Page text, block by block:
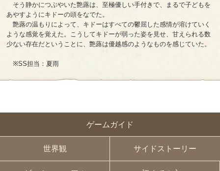
ゲームガイド
世界観 サイドストーリー
そう静かにつぶやいた艶蕗は、至極優しい手付きで、まるで子どもを
あやすようにキドーの頭をなでた。
艶蕗の温もりによって、キドーはすべての鬱屈した感情が溶けていく
ような感覚を覚えた。こうしてキドーが弱った姿を見せ、甘えられる数
少ない存在だということに、艶蕗は優越感のようなものを感じていた。
※SS担当：夏雨